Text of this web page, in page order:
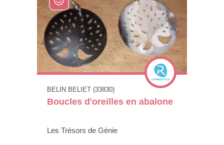
BELIN BELIET (33830)
Boucles d'oreilles en abalone
Les Trésors de Génie